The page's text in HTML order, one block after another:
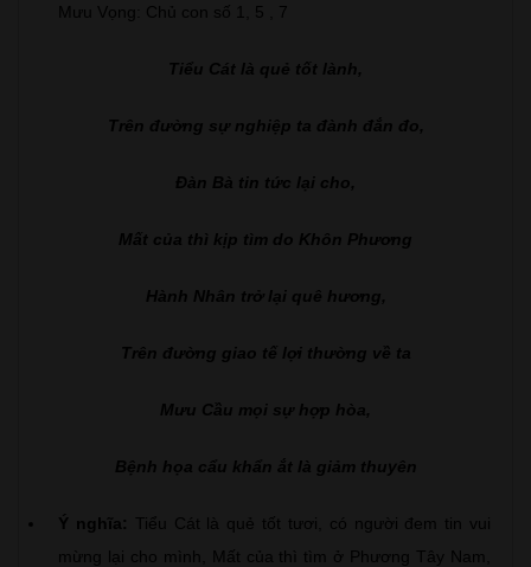
Mưu Vọng: Chủ con số 1, 5 , 7
Tiểu Cát là quẻ tốt lành,
Trên đường sự nghiệp ta đành đắn đo,
Đàn Bà tin tức lại cho,
Mất của thì kịp tìm do Khôn Phương
Hành Nhân trở lại quê hương,
Trên đường giao tế lợi thường về ta
Mưu Cầu mọi sự hợp hòa,
Bệnh họa cẩu khẩn ắt là giảm thuyên
Ý nghĩa: Tiểu Cát là quẻ tốt tươi, có người đem tin vui
mừng lại cho mình, Mất của thì tìm ở Phương Tây Nam,